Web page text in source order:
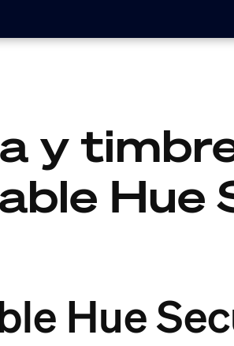
y
Hue
Hue